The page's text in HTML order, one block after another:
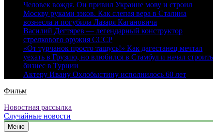
Человек вождя. Он привил Украине мову и строил
Москву руками зэков. Как слепая вера в Сталина
вознесла и погубила Лазаря Кагановича
Василий Дегтярев — легендарный конструктор
стрелкового оружия СССР
«От турчанок просто тащусь!» Как дагестанец мечтал
уехать в Грузию, но влюбился в Стамбул и начал строить
бизнес в Турции
Актеру Ивану Охлобыстину исполнилось 60 лет
Фильм
Новостная рассылка
Случайные новости
Меню